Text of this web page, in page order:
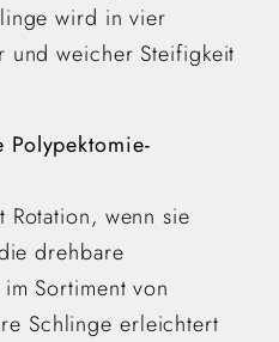
wird in vier
weicher Steifigkeit
Polypektomie-
Rotation, wenn sie
drehbare
Sortiment von
Schlinge erleichtert